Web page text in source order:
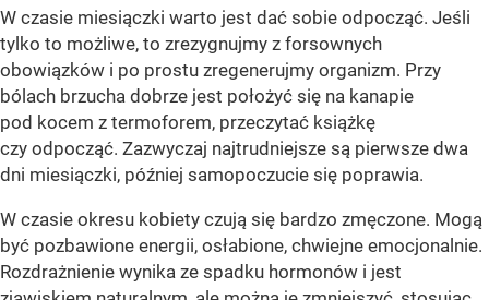
W czasie miesiączki warto jest dać sobie odpocząć. Jeśli
tylko to możliwe, to zrezygnujmy z forsownych
obowiązków i po prostu zregenerujmy organizm. Przy
bólach brzucha dobrze jest położyć się na kanapie
pod kocem z termoforem, przeczytać książkę
czy odpocząć. Zazwyczaj najtrudniejsze są pierwsze dwa
dni miesiączki, później samopoczucie się poprawia.
W czasie okresu kobiety czują się bardzo zmęczone. Mogą
być pozbawione energii, osłabione, chwiejne emocjonalnie.
Rozdrażnienie wynika ze spadku hormonów i jest